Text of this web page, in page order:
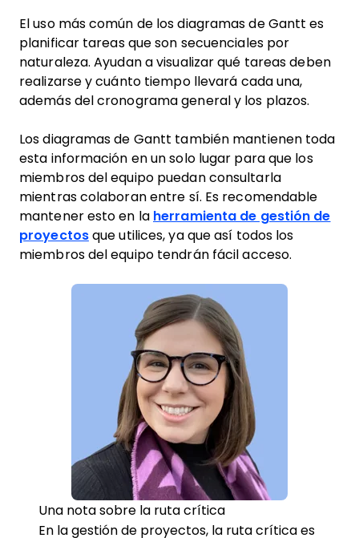
El uso más común de los diagramas de Gantt es
planificar tareas que son secuenciales por
naturaleza. Ayudan a visualizar qué tareas deben
realizarse y cuánto tiempo llevará cada una,
además del cronograma general y los plazos.
Los diagramas de Gantt también mantienen toda
esta información en un solo lugar para que los
miembros del equipo puedan consultarla
mientras colaboran entre sí. Es recomendable
mantener esto en la herramienta de gestión de
proyectosque utilices, ya que así todos los
miembros del equipo tendrán fácil acceso.
Una nota sobre la ruta crítica
En la gestión de proyectos, la ruta crítica es